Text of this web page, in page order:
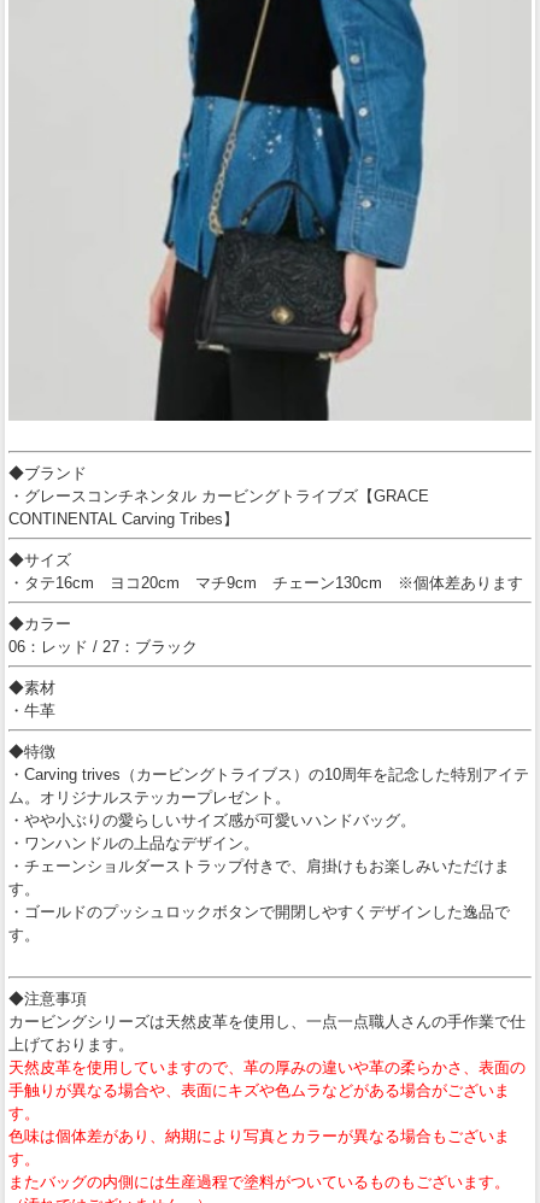
◆ブランド
・グレースコンチネンタル カービングトライブズ【GRACE
CONTINENTAL Carving Tribes】
◆サイズ
・タテ16cm ヨコ20cm マチ9cm チェーン130cm ※個体差あります
◆カラー
06：レッド / 27：ブラック
◆素材
・牛革
◆特徴
・Carving trives（カービングトライブス）の10周年を記念した特別アイテ
ム。オリジナルステッカープレゼント。
・やや小ぶりの愛らしいサイズ感が可愛いハンドバッグ。
・ワンハンドルの上品なデザイン。
・チェーンショルダーストラップ付きで、肩掛けもお楽しみいただけま
す。
・ゴールドのプッシュロックボタンで開閉しやすくデザインした逸品で
す。
◆注意事項
カービングシリーズは天然皮革を使用し、一点一点職人さんの手作業で仕
上げております。
天然皮革を使用していますので、革の厚みの違いや革の柔らかさ、表面の
手触りが異なる場合や、表面にキズや色ムラなどがある場合がございま
す。
色味は個体差があり、納期により写真とカラーが異なる場合もございま
す。
またバッグの内側には生産過程で塗料がついているものもございます。